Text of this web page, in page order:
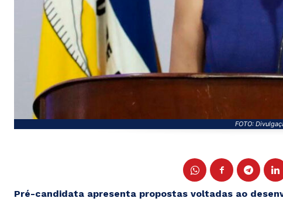
FOTO:
Pré-candidata apresenta propostas voltadas ao